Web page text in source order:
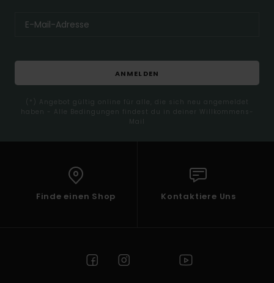
ANMELDEN
(*) Angebot gültig online für alle, die sich neu angemeldet
haben - Alle Bedingungen findest du in deiner Willkommens-
Mail
Finde einen Shop Kontaktiere Uns